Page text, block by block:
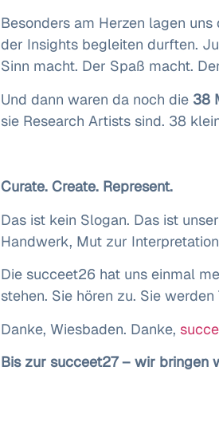
Besonders am Herzen lagen uns
der Insights begleiten durften.
Sinn macht. Der Spaß macht.
Und dann waren da noch die 38
sie Research Artists sind. 38
Curate. Create. Represent.
Das ist kein Slogan. Das ist
Handwerk, Mut zur
Die succeet26 hat uns einmal
stehen. Sie hören zu. Sie
Danke, Wiesbaden. Danke,
Bis zur succeet27 – wir bringen